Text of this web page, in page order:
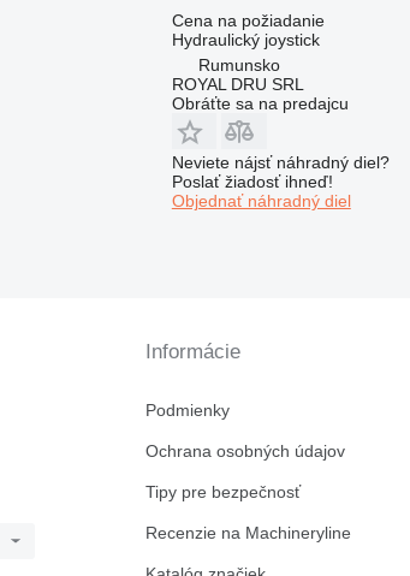
Cena na požiadanie
Hydraulický joystick
Rumunsko
ROYAL DRU SRL
Obráťte sa na predajcu
Neviete nájsť náhradný diel?
Poslať žiadosť ihneď!
Objednať náhradný diel
Informácie
Podmienky
Ochrana osobných údajov
Tipy pre bezpečnosť
Recenzie na Machineryline